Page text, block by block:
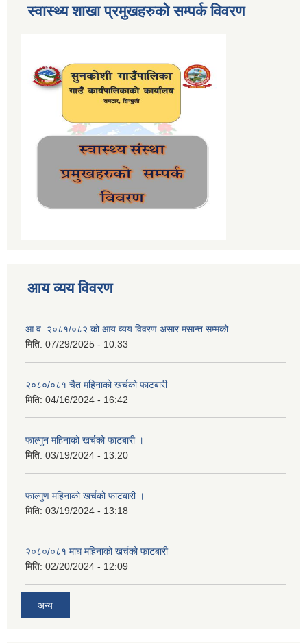
स्वास्थ्य शाखा प्रमुखहरुको सम्पर्क विवरण
आय व्यय विवरण
आ.व. २०८१/०८२ को आय व्यय विवरण असार मसान्त सम्मको
मिति: 07/29/2025 - 10:33
२०८०/०८१ चैत महिनाको खर्चको फाटबारी
मिति: 04/16/2024 - 16:42
फाल्गुन महिनाको खर्चको फाटबारी ।
मिति: 03/19/2024 - 13:20
फाल्गुण महिनाको खर्चको फाटबारी ।
मिति: 03/19/2024 - 13:18
२०८०/०८१ माघ महिनाको खर्चको फाटबारी
मिति: 02/20/2024 - 12:09
अन्य